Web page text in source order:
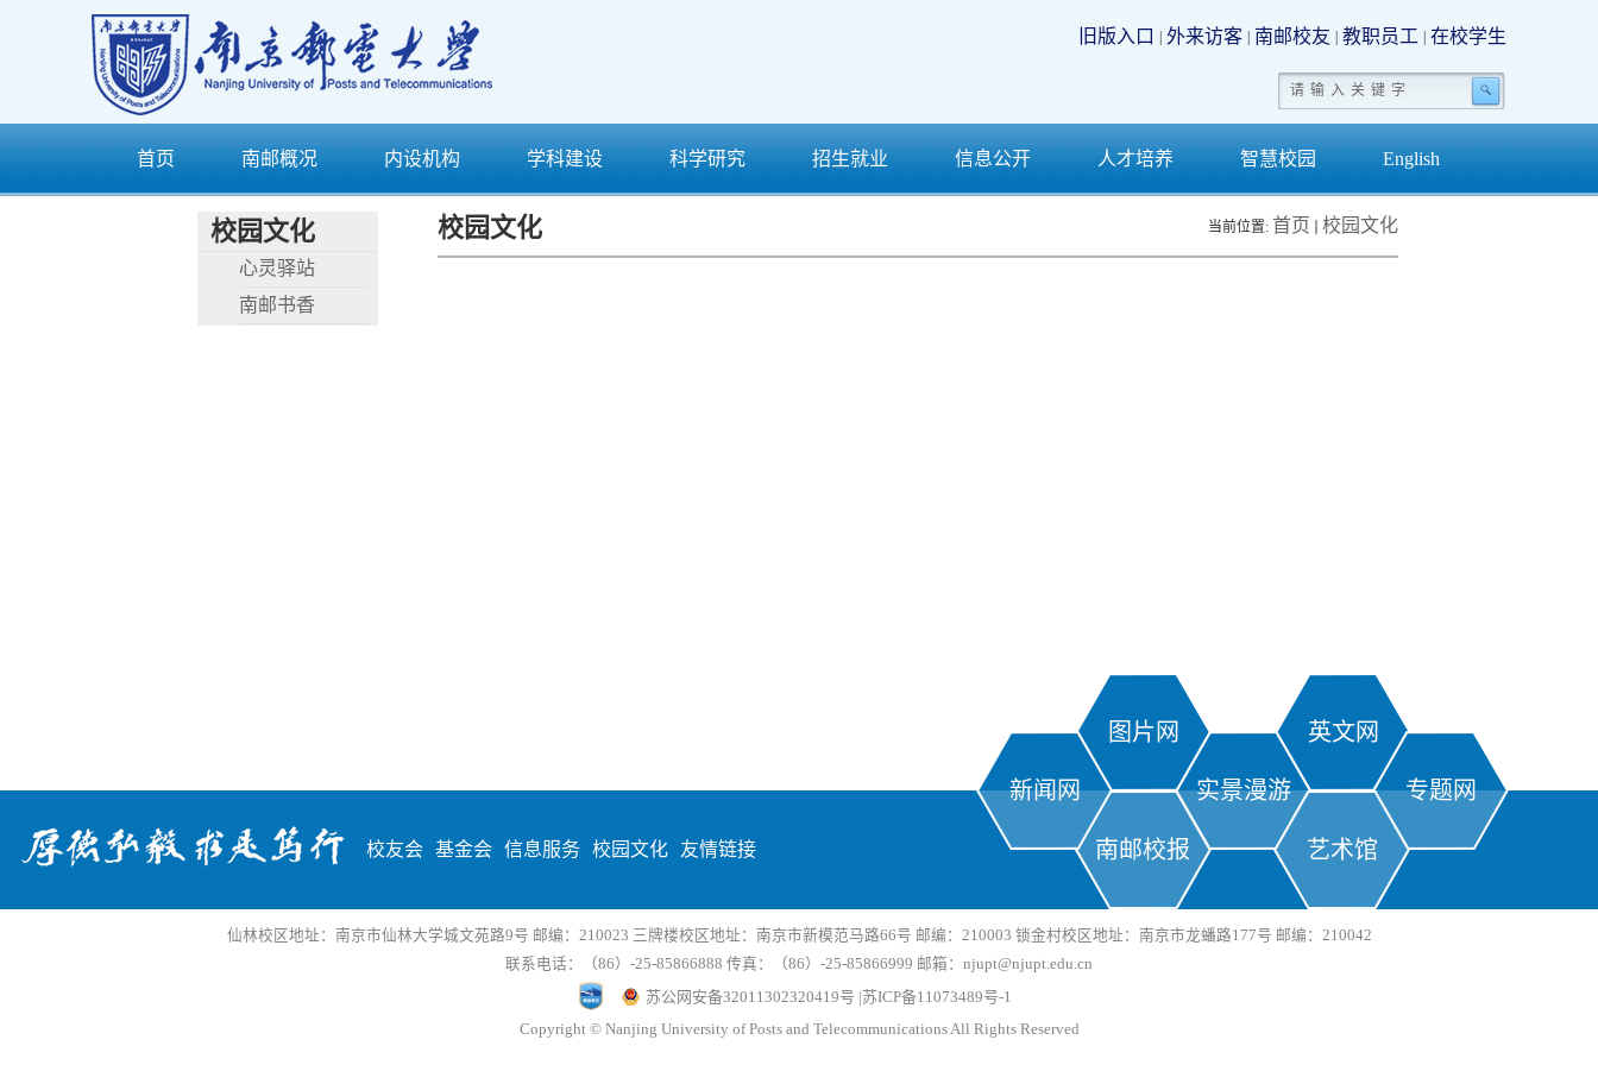
在校学生
教职员工
南邮校友
外来访客
旧版入口
首页 南邮概况 内设机构 学科建设 科学研究 招生就业 信息公开 人才培养 智慧校园 English
校园文化
心灵驿站
南邮书香
校园文化 当前位置: 首页 校园文化
校友会 基金会 信息服务 校园文化 友情链接 南邮校报
英文网
专题网
实景漫游
艺术馆
图片网
新闻网
仙林校区地址：南京市仙林大学城文苑路9号 邮编：210023 三牌楼校区地址：南京市新模范马路66号 邮编：210003 锁金村校区地址：南京市龙蟠路177号 邮编：210042
联系电话：（86）-25-85866888 传真：（86）-25-85866999 邮箱：njupt@njupt.edu.cn
苏公网安备32011302320419号 |苏ICP备11073489号-1
Copyright © Nanjing University of Posts and Telecommunications All Rights Reserved